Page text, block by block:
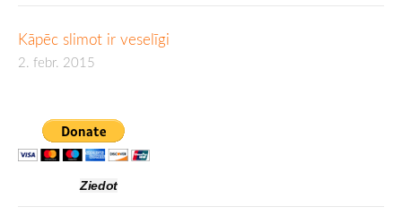
Kāpēc slimot ir veselīgi
2. febr. 2015
Ziedot